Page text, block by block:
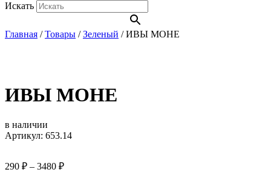
Искать
Главная /Товары /Зеленый /ИВЫ МОНЕ
ИВЫ МОНЕ
в наличии
Артикул: 653.14
290 ₽ – 3480 ₽